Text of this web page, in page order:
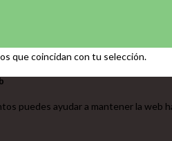
que coincidan con tu selección.
puedes ayudar a mantener la web